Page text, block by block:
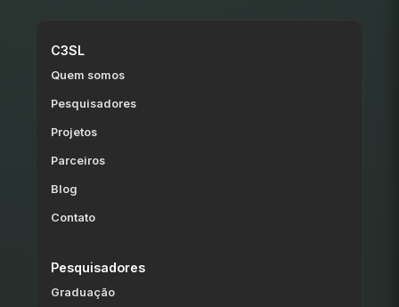
C3SL
Quem somos
Pesquisadores
Projetos
Parceiros
Blog
Contato
Pesquisadores
Graduação